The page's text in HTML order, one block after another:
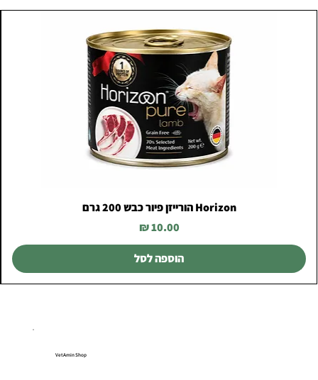
Horizon הורייזן פיור כבש 200 גרם
מחיר
הוספה לסל
VetAmin Shop